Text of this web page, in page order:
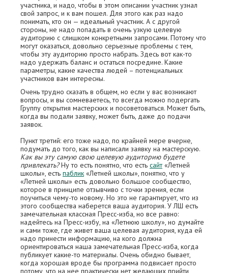
участника, и надо, чтобы в этом описании участник узнал
свой запрос, и к вам пошел. Для этого как раз надо
понимать, кто он — идеальный участник. А с другой
стороны, не надо попадать в очень узкую целевую
аудиторию с слишком конкретными запросами. Потому что
могут оказаться, довольно серьезные проблемы с тем,
чтобы эту аудиторию просто набрать. Здесь вот как-то
надо удержать баланс и остаться посредине. Какие
параметры, какие качества людей – потенциальных
участников вам интересны.
Очень трудно сказать в общем, но если у вас возникают
вопросы, и вы сомневаетесь, то всегда можно подергать
Группу открытия мастерских и посоветоваться. Может быть,
когда вы подали заявку, может быть, даже до подачи
заявок.
Пункт третий: его тоже надо, по крайней мере вчерне,
подумать до того, как вы написали заявку на мастерскую.
Как вы эту самую свою целевую аудиторию будете
привлекать?Ну то есть понятно, что есть сайт«Летней
школы», есть паблик «Летней школы», понятно, что у
«Летней школы» есть довольно большое сообщество,
которое в принципе отзывчиво с точки зрения, если
поучиться чему-то новому. Но это не гарантирует, что из
этого сообщества наберeтся ваша аудитория. У ЛШ есть
замечательная классная Пресс-изба, но все равно:
надейтесь на Пресс-избу, на «Летнюю школу», но думайте
и сами тоже, где живeт ваша целевая аудитория, куда ей
надо принести информацию, на кого должна
ориентироваться наша замечательная Пресс-изба, когда
публикует какие-то материалы. Очень обидно бывает,
когда хорошая вроде бы программа подвисает просто
потому, что на неe практически нет желающих прийти,